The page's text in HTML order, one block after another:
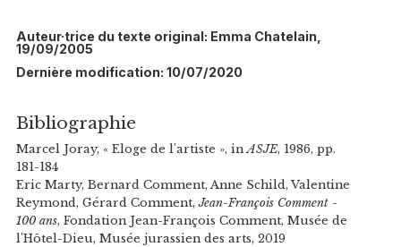
Auteur·trice du texte original: Emma Chatelain,
19/09/2005
Dernière modification: 10/07/2020
Bibliographie
Marcel Joray, « Eloge de l'artiste », inASJE, 1986, pp.
181-184
Eric Marty, Bernard Comment, Anne Schild, Valentine
Reymond, Gérard Comment,Jean-François Comment -
100 ans, Fondation Jean-François Comment, Musée de
l'Hôtel-Dieu, Musée jurassien des arts, 2019